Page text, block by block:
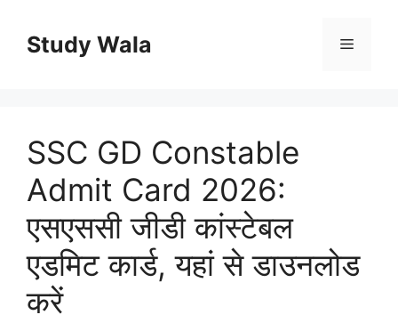
contentStudy Wala Menu
SSC GD Constable
Admit Card 2026:
एसएससी जीडी कांस्टेबल
एडमिट कार्ड, यहां से डाउनलोड
करें